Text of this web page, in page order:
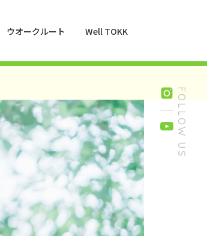
ウオークルート Well TOKK
FOLLOW US